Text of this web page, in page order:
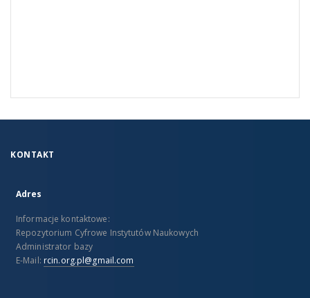
KONTAKT
Adres
Informacje kontaktowe:
Repozytorium Cyfrowe Instytutów Naukowych
Administrator bazy
E-Mail: rcin.org.pl@gmail.com